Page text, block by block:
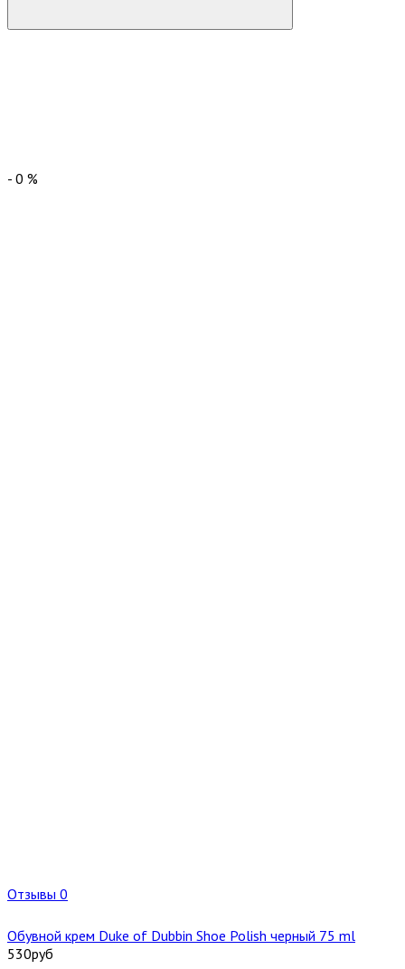
- 0 %
Отзывы 0
Обувной крем Duke of Dubbin Shoe Polish черный 75 ml
530руб